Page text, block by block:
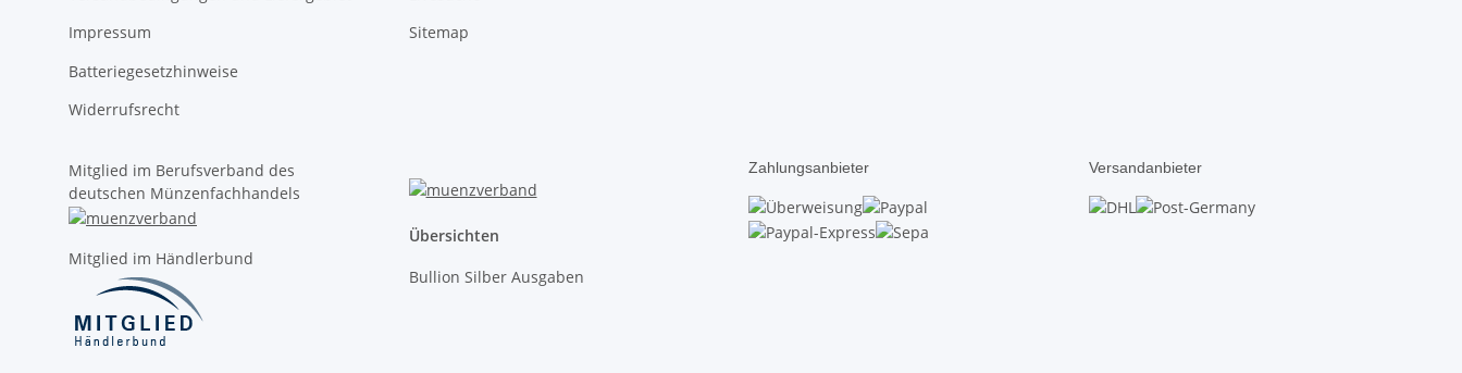
Impressum
Batteriegesetzhinweise
Widerrufsrecht
Sitemap
Mitglied im Berufsverband des
deutschen Münzenfachhandels
Mitglied im Händlerbund
Übersichten
Bullion Silber Ausgaben
Zahlungsanbieter Versandanbieter